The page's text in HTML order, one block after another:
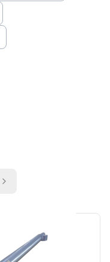
Następne produkty